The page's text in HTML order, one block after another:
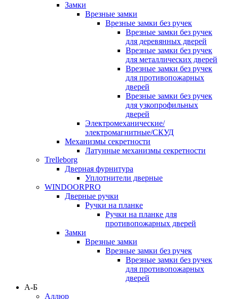
Замки
Врезные замки
Врезные замки без ручек
Врезные замки без ручек
для деревянных дверей
Врезные замки без ручек
для металлических дверей
Врезные замки без ручек
для противопожарных
дверей
Врезные замки без ручек
для узкопрофильных
дверей
Электромеханические/
электромагнитные/СКУД
Механизмы секретности
Латунные механизмы секретности
Trelleborg
Дверная фурнитура
Уплотнители дверные
WINDOORPRO
Дверные ручки
Ручки на планке
Ручки на планке для
противопожарных дверей
Замки
Врезные замки
Врезные замки без ручек
Врезные замки без ручек
для противопожарных
дверей
А-Б
Аллюр